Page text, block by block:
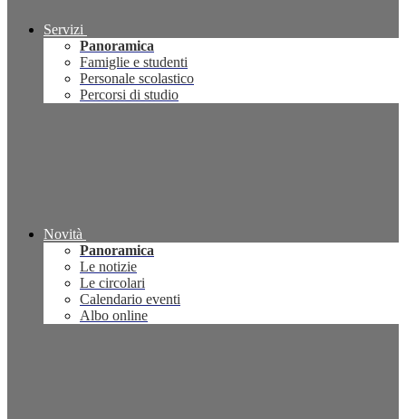
Servizi
Panoramica
Famiglie e studenti
Personale scolastico
Percorsi di studio
Novità
Panoramica
Le notizie
Le circolari
Calendario eventi
Albo online